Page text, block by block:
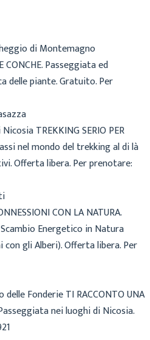
di Montemagno
CONCHE. Passeggiata ed
delle piante. Gratuito. Per
TREKKING SERIO PER
nel mondo del trekking al di là
Offerta libera. Per prenotare:
CON LA NATURA.
Energetico in Natura
gli Alberi). Offerta libera. Per
Fonderie TI RACCONTO UNA
nei luoghi di Nicosia.